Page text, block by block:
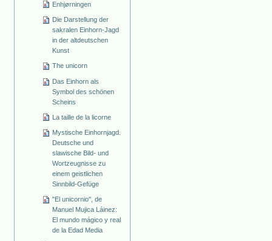
Enhjørningen
Die Darstellung der
sakralen Einhorn-Jagd
in der altdeutschen
Kunst
The unicorn
Das Einhorn als
Symbol des schönen
Scheins
La taille de la licorne
Mystische Einhornjagd.
Deutsche und
slawische Bild- und
Wortzeugnisse zu
einem geistlichen
Sinnbild-Gefüge
"El unicornio", de
Manuel Mujica Láinez:
El mundo mágico y real
de la Edad Media